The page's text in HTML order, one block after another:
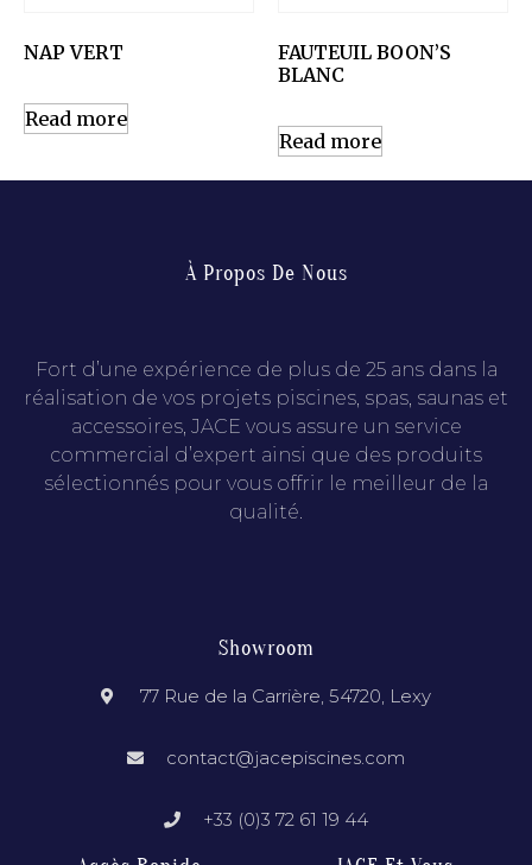
NAP VERT
Read more
FAUTEUIL BOON’S
BLANC
Read more
À Propos De Nous
Fort d’une expérience de plus de 25 ans dans la
réalisation de vos projets piscines, spas, saunas et
accessoires, JACE vous assure un service
commercial d’expert ainsi que des produits
sélectionnés pour vous offrir le meilleur de la
qualité.
Showroom
77 Rue de la Carrière, 54720, Lexy
contact@jacepiscines.com
+33 (0)3 72 61 19 44